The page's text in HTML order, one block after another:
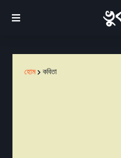
হোম কবিতা